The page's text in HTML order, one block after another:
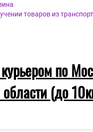
товаров из
по
(до